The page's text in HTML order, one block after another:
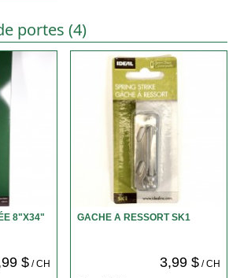
portes (4)
8"X34"
$/ CH
GACHE A RESSORT SK1
3,99 $/ CH